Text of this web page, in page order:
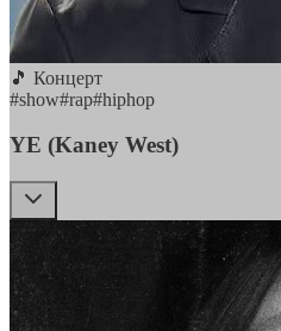
🎵 Концерт
#show#rap#hiphop
YE (Kaney West)